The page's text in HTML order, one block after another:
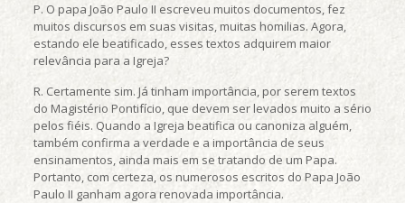
P. O papa João Paulo II escreveu muitos documentos, fez
muitos discursos em suas visitas, muitas homilias. Agora,
estando ele beatificado, esses textos adquirem maior
relevância para a Igreja?
R. Certamente sim. Já tinham importância, por serem textos
do Magistério Pontifício, que devem ser levados muito a sério
pelos fiéis. Quando a Igreja beatifica ou canoniza alguém,
também confirma a verdade e a importância de seus
ensinamentos, ainda mais em se tratando de um Papa.
Portanto, com certeza, os numerosos escritos do Papa João
Paulo II ganham agora renovada importância.